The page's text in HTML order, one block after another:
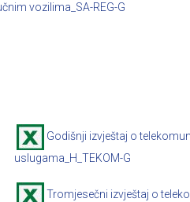
vozilima_SA-REG-G
Godišnji izvještaj o
uslugama_H_TEKOM-G
Tromjesečni izvještaj o